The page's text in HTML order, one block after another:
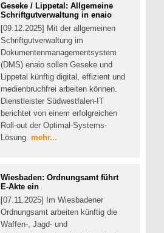
Geseke / Lippetal: Allgemeine
Schriftgutverwaltung in enaio
[09.12.2025] Mit der allgemeinen
Schriftgutverwaltung im
Dokumentenmanagementsystem
(DMS) enaio sollen Geseke und
Lippetal künftig digital, effizient und
medienbruchfrei arbeiten können.
Dienstleister Südwestfalen-IT
berichtet von einem erfolgreichen
Roll-out der Optimal-Systems-
Lösung. mehr...
Wiesbaden: Ordnungsamt führt
E-Akte ein
[07.11.2025] Im Wiesbadener
Ordnungsamt arbeiten künftig die
Waffen-, Jagd- und